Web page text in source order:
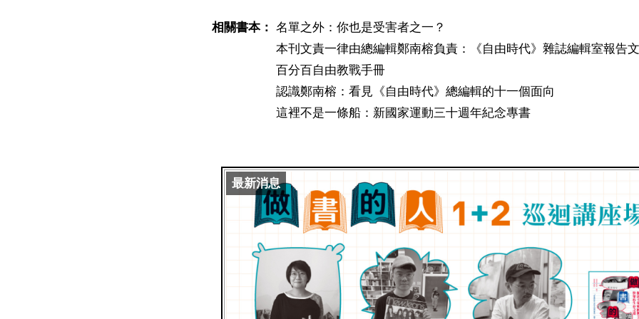
相關書本： 名單之外：你也是受害者之一？
本刊文責一律由總編輯鄭南榕負責：《自由時代》雜誌編輯室報告
百分百自由教戰手冊
認識鄭南榕：看見《自由時代》總編輯的十一個面向
這裡不是一條船：新國家運動三十週年紀念專書
最新消息